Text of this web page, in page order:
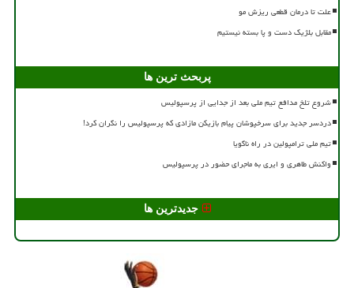
علت تا درمان قطعی ریزش مو
مقابل بلژیک دست و پا بسته نیستیم
پربحث ترین ها
شروع تلخ مدافع تیم ملی بعد از جدایی از پرسپولیس
دردسر جدید برای سرخپوشان پیام بازیکن مازادی که پرسپولیس را نگران کرد!
تیم ملی ترامپولین در راه ناگویا
واکنش طاهری و ایری به ماجرای حضور در پرسپولیس
جدیدترین ها